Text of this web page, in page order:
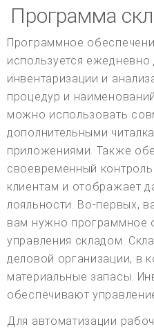
Программа
Программное
используется ежедневно
инвентаризации и
процедур и
можно использовать
дополнительными
приложениями. Также
своевременный контроль
клиентам и отображает
лояльности. Во-первых,
вам нужно программное
управления складом.
деловой организации, в
материальные запасы.
обеспечивают
Для автоматизации